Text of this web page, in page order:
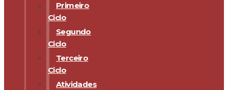
Primeiro
Ciclo
Segundo
Ciclo
Terceiro
Ciclo
Atividades